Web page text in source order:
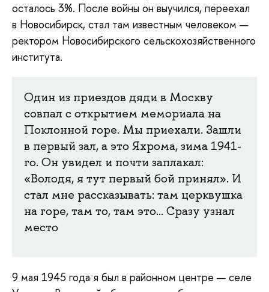
осталось 3%. После войны он выучился, переехал
в Новосибирск, стал там известным человеком —
ректором Новосибирского сельскохозяйственного
института.
Один из приездов дяди в Москву
совпал с открытием мемориала на
Поклонной горе. Мы приехали. Зашли
в первый зал, а это Яхрома, зима 1941-
го. Он увидел и почти заплакал:
«Володя, я тут первый бой принял». И
стал мне рассказывать: там церквушка
на горе, там то, там это… Сразу узнал
место
9 мая 1945 года я был в районном центре — селе